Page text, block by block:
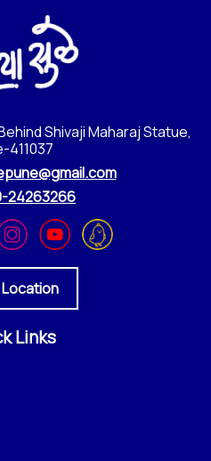
Shivaji Maharaj Statue,
411037
24263266
Links